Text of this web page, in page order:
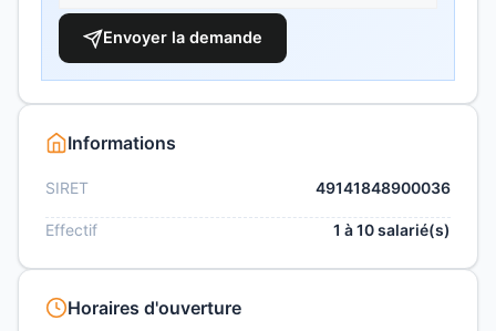
Envoyer la demande
Informations
SIRET 49141848900036
Effectif 1 à 10 salarié(s)
Horaires d'ouverture